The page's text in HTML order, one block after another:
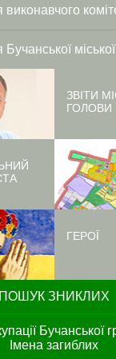
виконавчого
Бучанської
ЗВІТИ
ГОЛОВИ
ГЕРОЇ
ПОШУК ЗНИКЛИХ
Бучанської
Імена загиблих